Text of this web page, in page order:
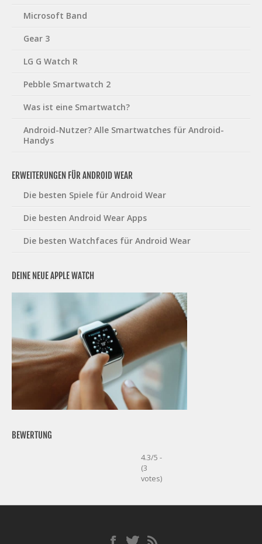
Microsoft Band
Gear 3
LG G Watch R
Pebble Smartwatch 2
Was ist eine Smartwatch?
Android-Nutzer? Alle Smartwatches für Android-
Handys
ERWEITERUNGEN FÜR ANDROID WEAR
Die besten Spiele für Android Wear
Die besten Android Wear Apps
Die besten Watchfaces für Android Wear
DEINE NEUE APPLE WATCH
BEWERTUNG
4.3/5 -
(3
votes)